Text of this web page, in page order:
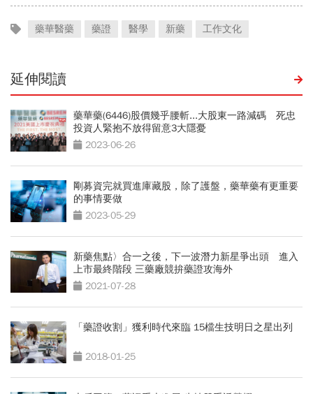
藥華醫藥 藥證 醫學 新藥 工作文化
延伸閱讀
藥華藥(6446)股價幾乎腰斬...大股東一路減碼 死忠
投資人緊抱不放得留意3大隱憂
2023-06-26
剛募資完就買進庫藏股，除了護盤，藥華藥有更重要
的事情要做
2023-05-29
新藥焦點〉合一之後，下一波潛力新星爭出頭 進入
上市最終階段 三藥廠競拚藥證攻海外
2021-07-28
「藥證收割」獲利時代來臨 15檔生技明日之星出列
2018-01-25